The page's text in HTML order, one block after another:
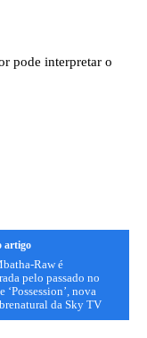
pode interpretar o
artigo
Raw é
pelo passado no
‘Possession’, nova
da Sky TV